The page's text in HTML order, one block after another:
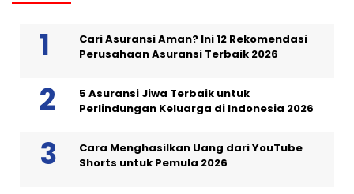
Cari Asuransi Aman? Ini 12 Rekomendasi
Perusahaan Asuransi Terbaik 2026
5 Asuransi Jiwa Terbaik untuk
Perlindungan Keluarga di Indonesia 2026
Cara Menghasilkan Uang dari YouTube
Shorts untuk Pemula 2026